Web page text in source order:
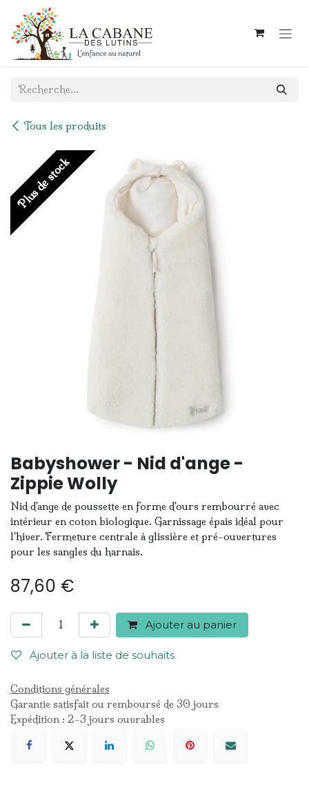
Se rendre au contenu
Tous les produits
Plus de stock
Babyshower - Nid d'ange -
Zippie Wolly
Nid d'ange de poussette en forme d'ours rembourré avec
intérieur en coton biologique. Garnissage épais idéal pour
l'hiver. Fermeture centrale à glissière et pré-ouvertures
pour les sangles du harnais.
87,60 €
Ajouter au panier
Ajouter à la liste de souhaits
Conditions générales
Garantie satisfait ou remboursé de 30 jours
Expédition : 2-3 jours ouvrables